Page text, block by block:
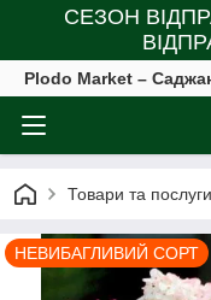
СЕЗОН
Plodo Market –
Товари та послуги
НЕВИБАГЛИВИЙ СОРТ